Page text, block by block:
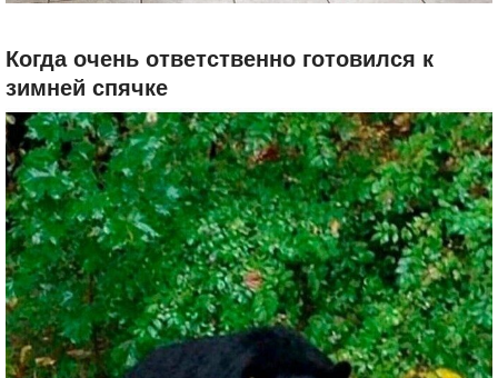
Когда очень ответственно готовился к
зимней спячке